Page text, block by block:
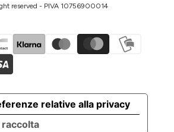
reserved - PIVA 10756900014
relative alla privacy